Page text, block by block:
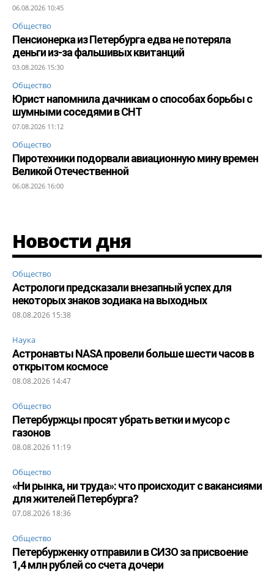
06.08.2026 10:45
Общество
Пенсионерка из Петербурга едва не потеряла
деньги из-за фальшивых квитанций
03.08.2026 15:30
Общество
Юрист напомнила дачникам о способах борьбы с
шумными соседями в СНТ
07.08.2026 11:12
Общество
Пиротехники подорвали авиационную мину времен
Великой Отечественной
06.08.2026 16:00
Новости дня
Общество
Астрологи предсказали внезапный успех для
некоторых знаков зодиака на выходных
08.08.2026 15:38
Наука
Астронавты NASA провели больше шести часов в
открытом космосе
08.08.2026 14:47
Общество
Петербуржцы просят убрать ветки и мусор с
газонов
08.08.2026 11:19
Общество
«Ни рынка, ни труда»: что происходит с вакансиями
для жителей Петербурга?
07.08.2026 18:36
Общество
Петербурженку отправили в СИЗО за присвоение
1,4 млн рублей со счета дочери